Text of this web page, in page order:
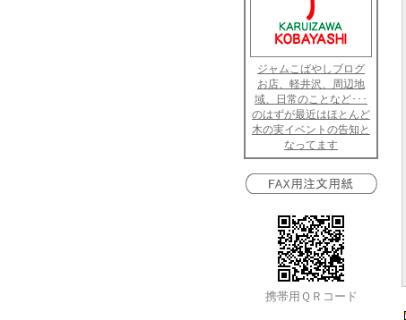
ジャムこばやしブログ
お店、軽井沢、周辺地
域、日常のことなど･･･
のはずが最近はほとんど
木の実イベントの告知と
なってます
携帯用ＱＲコード